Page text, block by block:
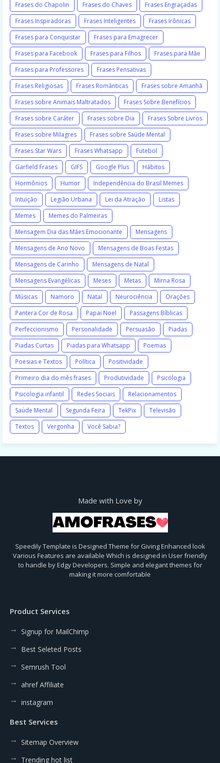
Frases do Chapolin
Frases do Chaves
Frases Engraçadas
Frases Inspiradoras
Frases Inteligentes
Frases Irônicas
Frases para Conquistar
Frases para Emagrecer
Frases para Facebook
Frases para Filhos
Frases para Mãe
Frases para Professores
Frases Pensativas
Frases Religiosas
Frases Românticas
Frases sobre Amanhã
Frases sobre Animais Maltratados
Frases Sobre Benefícios
Frases sobre Caráter
Frases sobre Dia
Frases Sobre Livros
Frases sobre Milagres
Frases sobre Saúde Mental
Frases Star Wars
Frases Whatsapp
Futebol
Garfield Frases
GIFS Google Plus
Hábitos
Hormônios
Humor
Independência do Brasil Memes
Intuição
Legião Urbana Lei da Atração
Listas
Memes
Memes do Palmeiras
Mensagem Dia das Mães Emocionante
Mensagens
Mensagens de Ano Novo
Mensagens de Boas Festas
Mensagens de Carinho
Mensagens de Natal
Mensagens Evangélicas
Meses Metas
Mirna Rosa
Músicas
Namoro Natal Neurociência
Orações
Pantera Cor de Rosa
Papai Noel
Passagens Bíblicas
Perfeccionismo
Personalidade Persuasão
Piadas
Piadas Curtas
Piadas para Whatsapp
Poemas
Poesias e Textos
Política
Positividade
Primeiro dia do mês frases
Produtividade
Psicologia
Psicologia infantil
Redes Sociais
Relacionamentos
Saúde Mental
Segunda Feira TekPix
Televisão
Textos
Vergonha Você Sabia?
Made with Love by
Speedily Template is Designed Theme for Giving Enhanced look
Various Features are available Which is designed in User friendly
to handle by Edgy Developers. Simple and elegant themes for
making it more comfortable
Product Services
Signup for MailChimp
Best Seleted Posts
Semrush Tool
ahref Affiliate
instagram
Best Services
Sitemap Overview
Trending hot list